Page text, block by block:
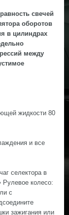
свечей
оборотов
в цилиндрах
между
жидкости 80
и все
селектора в
колесо:
с
зажигания или